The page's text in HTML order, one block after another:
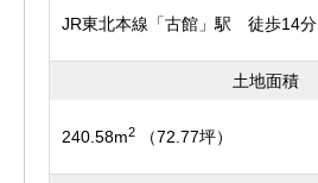
JR東北本線「古館」駅 徒歩14分
土地面積
240.58m2 （72.77坪）